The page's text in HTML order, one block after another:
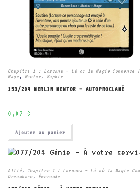
Chapitre 1 : Lorcana – Là où la Magie Commence !
Mage , Mentor, Saphir
153/204 MERLIN MENTOR – AUTOPROCLAMÉ
0,07 €
Ajouter au panier
Allié, Chapitre 1 : Lorcana – Là où la Magie
Dreamborn , Émeraude